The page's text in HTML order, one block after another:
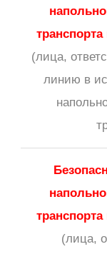
(лица,
линию в
(лица,